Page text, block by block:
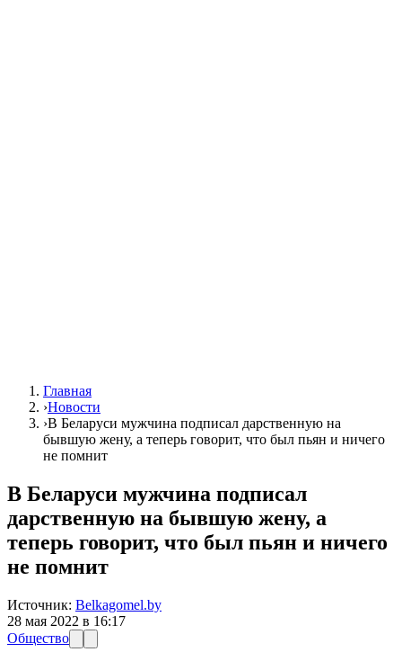
Главная
›Новости
›В Беларуси мужчина подписал дарственную на
бывшую жену, а теперь говорит, что был пьян и ничего
не помнит
В Беларуси мужчина подписал
дарственную на бывшую жену, а
теперь говорит, что был пьян и ничего
не помнит
Источник: Belkagomel.by
28 мая 2022 в 16:17
Общество